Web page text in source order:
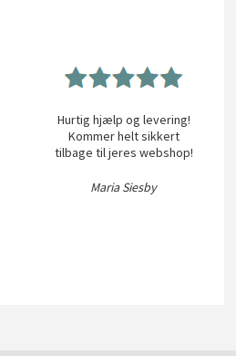
Hurtig hjælp og levering!
Kommer helt sikkert
tilbage til jeres webshop!
Maria Siesby